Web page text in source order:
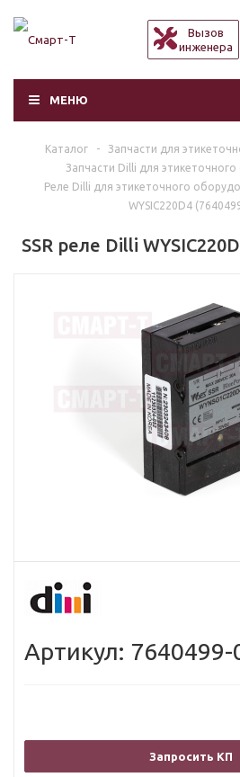
Вызов
инженера
МЕНЮ
Каталог - Запчасти для
Запчасти Dilli для
Реле Dilli для этикеточного
WYSIC220D4
SSR реле Dilli
Артикул: 7640499-
Запросить КП